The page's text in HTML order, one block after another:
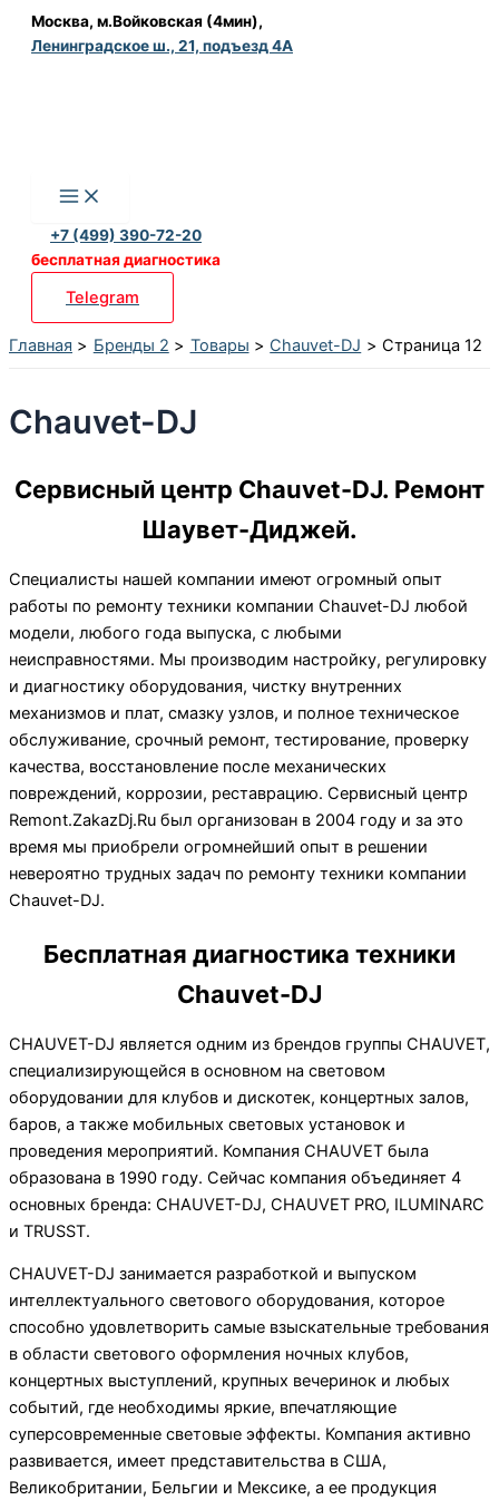
Перейти
Москва, м.Войковская (4мин),
Ленинградское ш., 21, подъезд 4А
+7 (499) 390-72-20
бесплатная диагностика
Telegram
Главная Бренды 2 Товары Chauvet-DJ Страница 12
Chauvet-DJ
Сервисный центр Chauvet-DJ. Ремонт
Шаувет-Диджей.
Специалисты нашей компании имеют огромный опыт
работы по ремонту техники компании Chauvet-DJ любой
модели, любого года выпуска, с любыми
неисправностями. Мы производим настройку, регулировку
и диагностику оборудования, чистку внутренних
механизмов и плат, смазку узлов, и полное техническое
обслуживание, срочный ремонт, тестирование, проверку
качества, восстановление после механических
повреждений, коррозии, реставрацию. Сервисный центр
Remont.ZakazDj.Ru был организован в 2004 году и за это
время мы приобрели огромнейший опыт в решении
невероятно трудных задач по ремонту техники компании
Chauvet-DJ.
Бесплатная диагностика техники
Chauvet-DJ
CHAUVET-DJ является одним из брендов группы CHAUVET,
специализирующейся в основном на световом
оборудовании для клубов и дискотек, концертных залов,
баров, а также мобильных световых установок и
проведения мероприятий. Компания CHAUVET была
образована в 1990 году. Сейчас компания объединяет 4
основных бренда: CHAUVET-DJ, CHAUVET PRO, ILUMINARC
и TRUSST.
CHAUVET-DJ занимается разработкой и выпуском
интеллектуального светового оборудования, которое
способно удовлетворить самые взыскательные требования
в области светового оформления ночных клубов,
концертных выступлений, крупных вечеринок и любых
событий, где необходимы яркие, впечатляющие
суперсовременные световые эффекты. Компания активно
развивается, имеет представительства в США,
Великобритании, Бельгии и Мексике, а ее продукция